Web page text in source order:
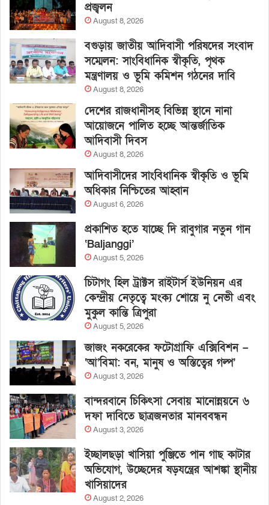
প্রজ্বলন
August 8, 2026
বগুড়ায় জাতীয় আদিবাসী পরিষদের সংবাদ
সম্মেলন: সাংবিধানিক স্বীকৃতি, পৃথক
মন্ত্রণালয় ও ভূমি কমিশন গঠনের দাবি
August 8, 2026
দেশের রাজধানীসহ বিভিন্ন স্থানে নানা
আয়োজনে পালিত হচ্ছে আন্তর্জাতিক
আদিবাসী দিবস
August 8, 2026
আদিবাসীদের সাংবিধানিক স্বীকৃতি ও ভূমি
অধিকার নিশ্চিতের আহ্বান
August 6, 2026
প্রকাশিত হতে যাচ্ছে দি রাবুগার নতুন গান
‘Baljanggi’
August 5, 2026
চিটাগং হিল ট্রাক্টস রাইটার্স ইউনিয়ন এর
কেন্দ্রীয় নেতৃত্বে মংক্য শোয়ে নু নেভী এবং
মুকুল কান্তি ত্রিপুরা
August 5, 2026
জাজং নকরেকের ফটোগ্রাফি এক্সিবিশন –
‘আ’বিমা: বন, মানুষ ও অস্তিত্বের গল্প’
August 3, 2026
বান্দরবানে চিকিৎসা সেবায় মানোন্নয়নে ৬
দফা দাবিতে ছাত্রজনতার মানববন্ধন
August 3, 2026
ইচ্ছালছড়া খাসিয়া পুঞ্জিতে পান গাছ কাটার
অভিযোগ, উচ্ছেদের ষড়যন্ত্রের আশঙ্কা স্থানীয়
খাসিয়াদের
August 2, 2026